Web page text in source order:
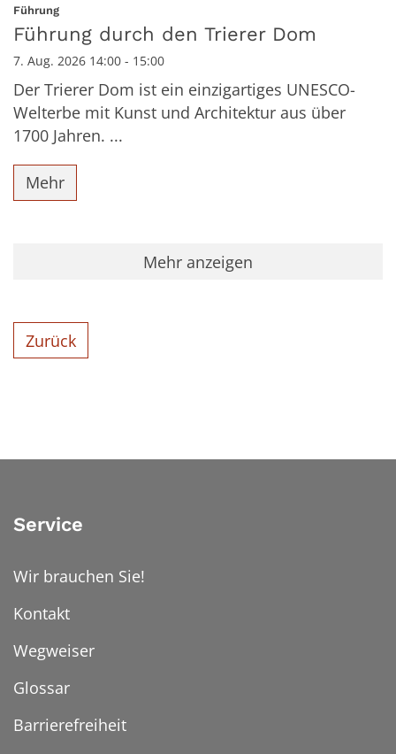
Führung:
Führung durch den Trierer Dom
7. Aug. 2026 14:00 - 15:00
Der Trierer Dom ist ein einzigartiges UNESCO-
Welterbe mit Kunst und Architektur aus über
1700 Jahren. ...
Mehr
Mehr anzeigen
Zurück
Service
Wir brauchen Sie!
Kontakt
Wegweiser
Glossar
Barrierefreiheit